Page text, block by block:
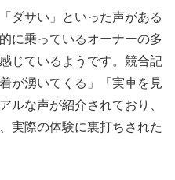
ダサい」といった声がある
に乗っているオーナーの多
じているようです。競合記
が湧いてくる」「実車を見
ルな声が紹介されており、
実際の体験に裏打ちされた